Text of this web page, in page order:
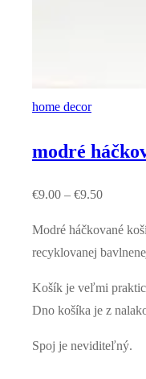
home decor
modré
€9.00 – €9.50
Modré háčkované
recyklovanej
Košík je veľmi
Dno košíka je z
Spoj je neviditeľný.